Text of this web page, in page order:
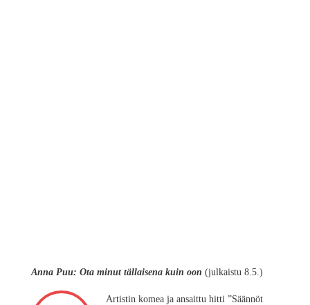
Anna Puu: Ota minut tällaisena kuin oon (julkaistu 8.5.)
Artistin komea ja ansaittu hitti ”Säännöt